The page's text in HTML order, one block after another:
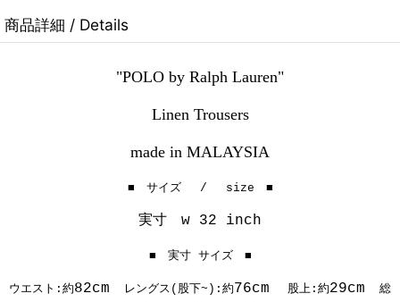
商品詳細 / Details
"POLO by Ralph Lauren"
Linen Trousers
made in MALAYSIA
■ サイズ / size ■
実寸 w 32 inch
■ 実寸 サイズ ■
ウエスト:約82cm レングス(股下~):約76cm 股上:約29cm 総